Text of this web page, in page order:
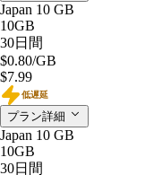
Japan 10 GB
10GB
30日間
$0.80/GB
$7.99
低遅延
プラン詳細
Japan 10 GB
10GB
30日間